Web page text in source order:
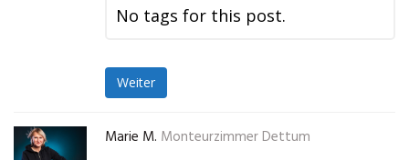
No tags for this post.
Weiter
Marie M. Monteurzimmer Dettum